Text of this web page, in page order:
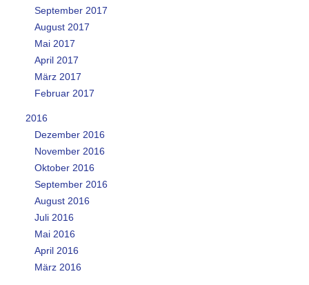
September 2017
August 2017
Mai 2017
April 2017
März 2017
Februar 2017
2016
Dezember 2016
November 2016
Oktober 2016
September 2016
August 2016
Juli 2016
Mai 2016
April 2016
März 2016